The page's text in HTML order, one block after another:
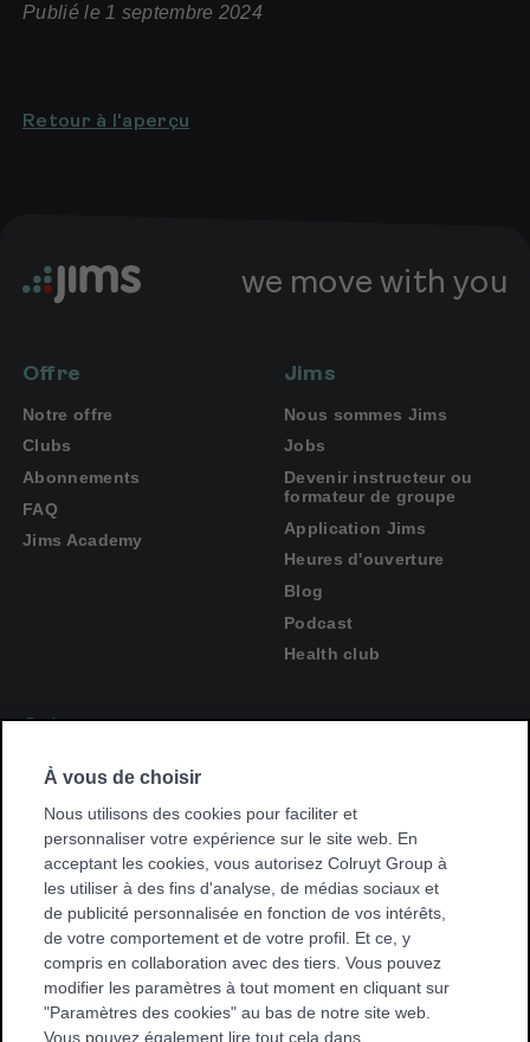
Publié le 1 septembre 2024
Retour à l'aperçu
we move with you
Offre
Notre offre
Clubs
Abonnements
FAQ
Jims Academy
Jims
Nous sommes Jims
Jobs
Devenir instructeur ou
formateur de groupe
Application Jims
Heures d'ouverture
Blog
Podcast
Health club
Suivez-nous
nous
Facebook
nous
Trouvez une salle de sport près de chez vous
Trouvez
une
sport
près
À vous de choisir
Nous utilisons des cookies pour faciliter et
personnaliser votre expérience sur le site web. En
acceptant les cookies, vous autorisez Colruyt Group à
les utiliser à des fins d'analyse, de médias sociaux et
de publicité personnalisée en fonction de vos intérêts,
de votre comportement et de votre profil. Et ce, y
compris en collaboration avec des tiers. Vous pouvez
modifier les paramètres à tout moment en cliquant sur
"Paramètres des cookies" au bas de notre site web.
Vous pouvez également lire tout cela dans